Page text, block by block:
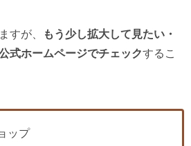
すが、
もう少し拡大して見たい・
式ホームページでチェックするこ
ップ